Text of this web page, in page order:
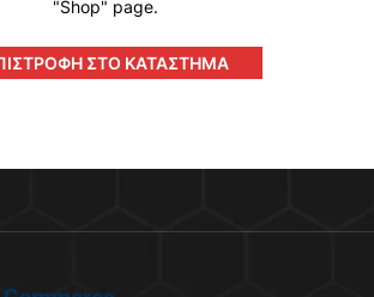
"Shop" page.
ΣΤΟ ΚΑΤΆΣΤΗΜΑ